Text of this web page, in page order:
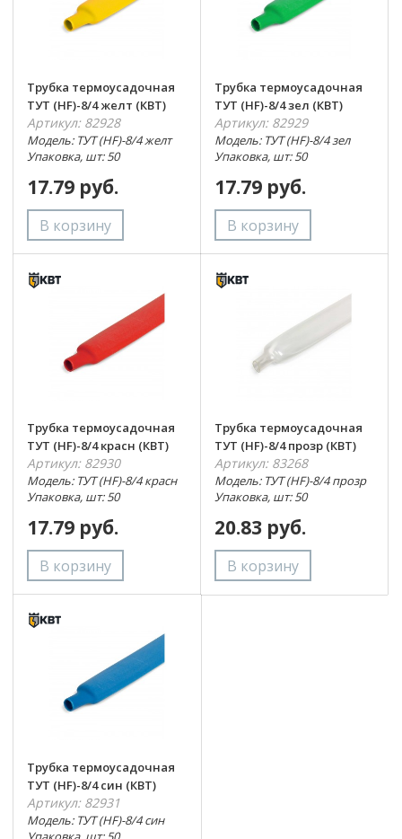
Трубка термоусадочная
ТУТ (HF)-8/4 желт (КВТ)
Артикул: 82928
Модель: ТУТ (HF)-8/4 желт
Упаковка, шт: 50
17.79 руб.
Трубка термоусадочная
ТУТ (HF)-8/4 зел (КВТ)
Артикул: 82929
Модель: ТУТ (HF)-8/4 зел
Упаковка, шт: 50
17.79 руб.
Трубка термоусадочная
ТУТ (HF)-8/4 красн (КВТ)
Артикул: 82930
Модель: ТУТ (HF)-8/4 красн
Упаковка, шт: 50
17.79 руб.
Трубка термоусадочная
ТУТ (HF)-8/4 прозр (КВТ)
Артикул: 83268
Модель: ТУТ (HF)-8/4 прозр
Упаковка, шт: 50
20.83 руб.
Трубка термоусадочная
ТУТ (HF)-8/4 син (КВТ)
Артикул: 82931
Модель: ТУТ (HF)-8/4 син